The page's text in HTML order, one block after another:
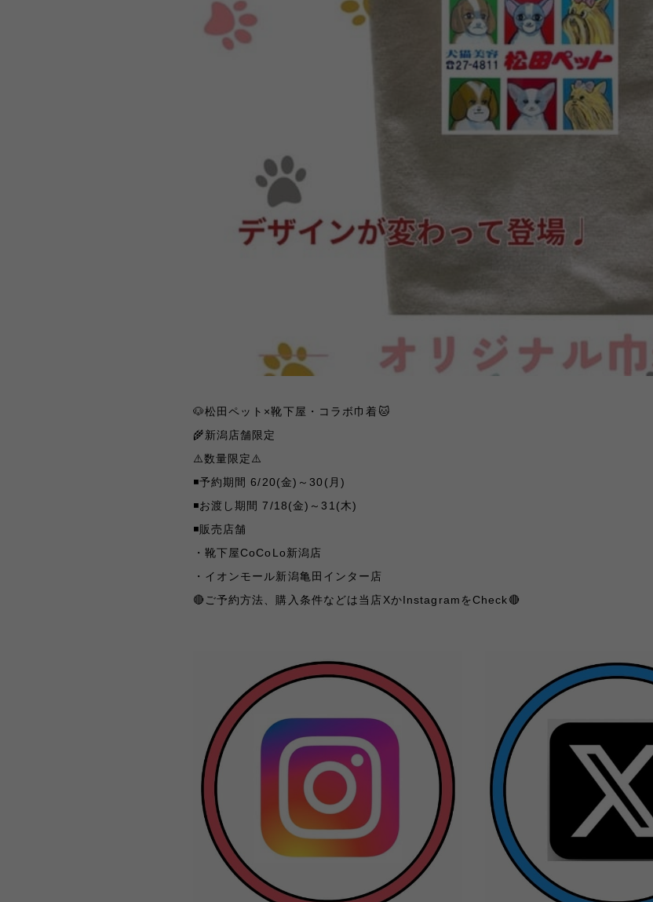
🐶松田ペット ×靴下屋・コラボ巾着🐱
🌾新潟店舗限定
⚠️数量限定⚠️
◾️予約期間 6/20(金) ～30( 月 )
◾️お渡し期間 7/18(金) ～31(木)
◾️販売店舗
・靴下屋CoCoLo新潟店
・イオンモール新潟亀田インター店
🔴 ご予約方法、購入条件などは当店 XかInstagram をCheck🔴